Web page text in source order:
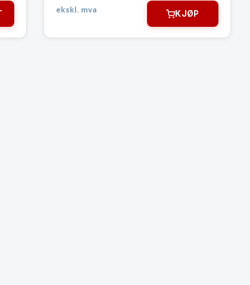
ekskl. mva KJØP